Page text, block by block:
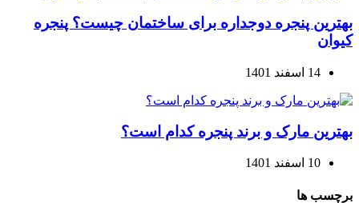
بهترین پنجره دوجداره برای ساختمان چیست؟ پنجره
کیوان
14 اسفند 1401
بهترین مارک و برند پنجره کدام است؟
10 اسفند 1401
برچسب ها